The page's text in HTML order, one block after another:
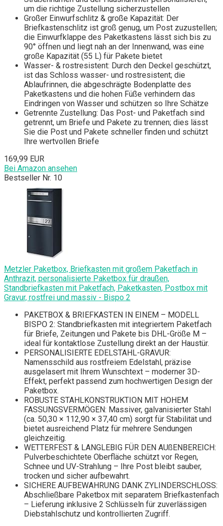
um die richtige Zustellung sicherzustellen
Großer Einwurfschlitz & große Kapazität: Der
Briefkastenschlitz ist groß genug, um Post zuzustellen;
die Einwurfklappe des Paketkastens lässt sich bis zu
90° öffnen und liegt nah an der Innenwand, was eine
große Kapazität (55 L) für Pakete bietet
Wasser- & rostresistent: Durch den Deckel geschützt,
ist das Schloss wasser- und rostresistent; die
Ablaufrinnen, die abgeschrägte Bodenplatte des
Paketkastens und die hohen Füße verhindern das
Eindringen von Wasser und schützen so Ihre Schätze
Getrennte Zustellung: Das Post- und Paketfach sind
getrennt, um Briefe und Pakete zu trennen; dies lässt
Sie die Post und Pakete schneller finden und schützt
Ihre wertvollen Briefe
169,99 EUR
Bei Amazon ansehen
Bestseller Nr. 10
Metzler Paketbox, Briefkasten mit großem Paketfach in
Anthrazit, personalisierte Paketbox für draußen,
Standbriefkasten mit Paketfach, Paketkasten, Postbox mit
Gravur, rostfrei und massiv - Bispo 2
PAKETBOX & BRIEFKASTEN IN EINEM – MODELL
BISPO 2: Standbriefkasten mit integriertem Paketfach
für Briefe, Zeitungen und Pakete bis DHL-Größe M –
ideal für kontaktlose Zustellung direkt an der Haustür.
PERSONALISIERTE EDELSTAHL-GRAVUR:
Namensschild aus rostfreiem Edelstahl, präzise
ausgelasert mit Ihrem Wunschtext – moderner 3D-
Effekt, perfekt passend zum hochwertigen Design der
Paketbox.
ROBUSTE STAHLKONSTRUKTION MIT HOHEM
FASSUNGSVERMÖGEN: Massiver, galvanisierter Stahl
(ca. 50,30 × 112,90 × 37,40 cm) sorgt für Stabilität und
bietet ausreichend Platz für mehrere Sendungen
gleichzeitig.
WETTERFEST & LANGLEBIG FÜR DEN AUßENBEREICH:
Pulverbeschichtete Oberfläche schützt vor Regen,
Schnee und UV-Strahlung – Ihre Post bleibt sauber,
trocken und sicher aufbewahrt.
SICHERE AUFBEWAHRUNG DANK ZYLINDERSCHLOSS:
Abschließbare Paketbox mit separatem Briefkastenfach
– Lieferung inklusive 2 Schlüsseln für zuverlässigen
Diebstahlschutz und kontrollierten Zugriff.